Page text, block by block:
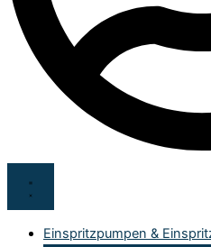
Einspritzpumpen &